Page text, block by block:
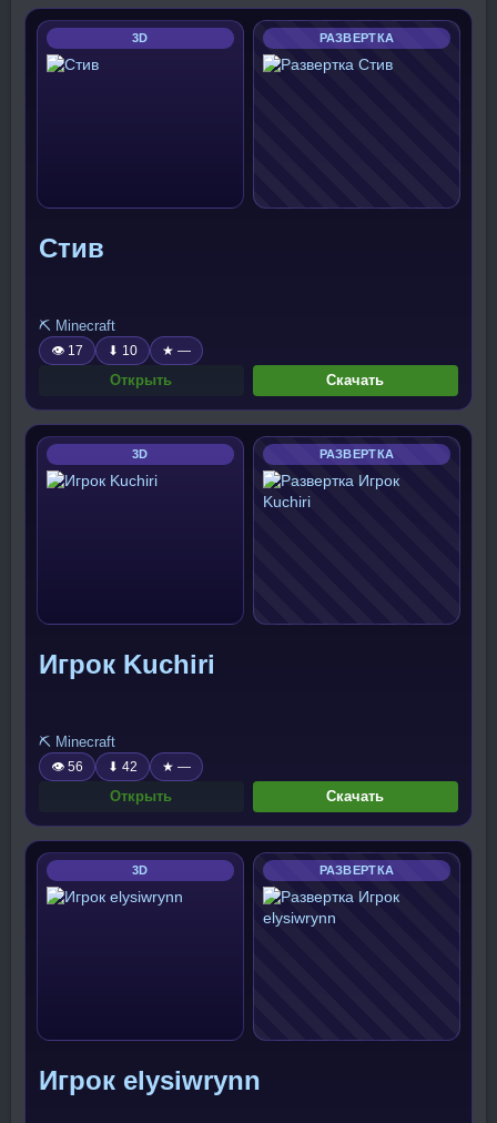
3D РАЗВЕРТКА
Стив
⛏️ Minecraft
👁 17 ⬇ 10 ★ —
Открыть Скачать
3D РАЗВЕРТКА
Игрок Kuchiri
⛏️ Minecraft
👁 56 ⬇ 42 ★ —
Открыть Скачать
3D РАЗВЕРТКА
Игрок elysiwrynn